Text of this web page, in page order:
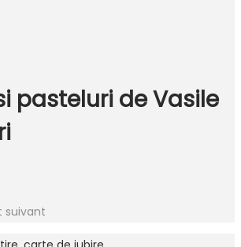
pasteluri de Vasile